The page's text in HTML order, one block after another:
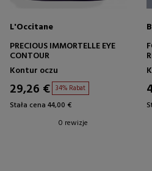
L'Occitane
PRECIOUS IMMORTELLE EYE
CONTOUR
Kontur oczu
29,26 € 34% Rabat
Stała cena 44,00 €
0 rewizje